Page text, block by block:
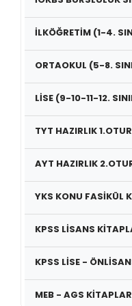
İLKÖĞRETİM (1-4.
ORTAOKUL (5-8.
LİSE (9-10-11-12.
TYT HAZIRLIK
AYT HAZIRLIK
YKS KONU FASİKÜL
KPSS LİSANS
KPSS LİSE -
MEB - AGS